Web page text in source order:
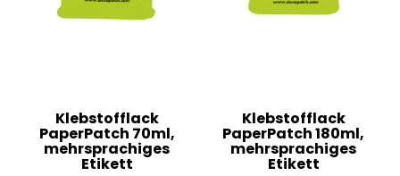
Klebstofflack
PaperPatch 70ml,
mehrsprachiges
Etikett
Klebstofflack
PaperPatch 180ml,
mehrsprachiges
Etikett